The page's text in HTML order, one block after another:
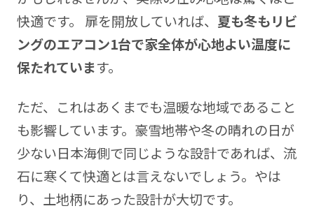
快適です。 扉を開放していれば、 夏も冬もリビ
ングのエアコン1台で家全体が心地よい温度に
保たれています。
ただ、これはあくまでも温暖な地域であること
も影響しています。豪雪地帯や冬の晴れの日が
少ない日本海側で同じような設計であれば、流
石に寒くて快適とは言えないでしょう。やは
り、土地柄にあった設計が大切です。